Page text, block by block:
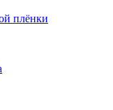
плёнки